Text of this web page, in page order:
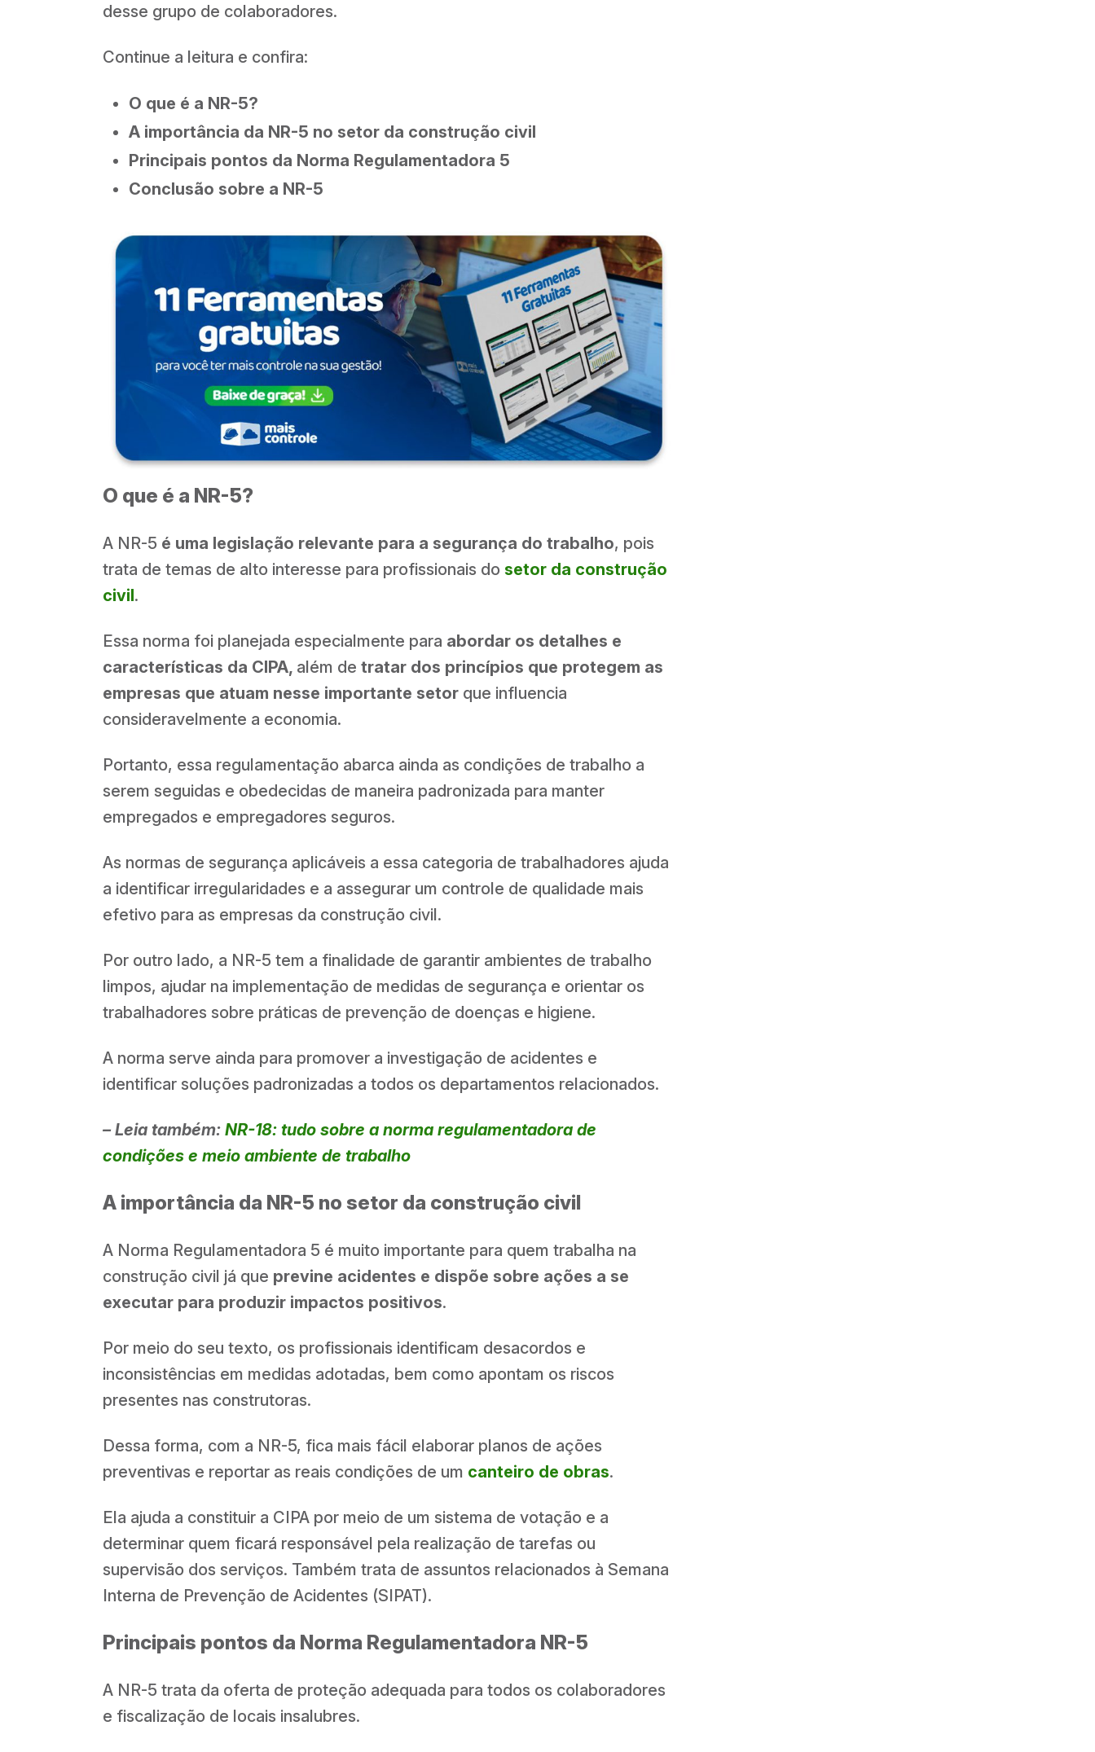
desse grupo de colaboradores.
Continue a leitura e confira:
O que é a NR-5?
A importância da NR-5 no setor da construção civil
Principais pontos da Norma Regulamentadora 5
Conclusão sobre a NR-5
O que é a NR-5?
A NR-5 é uma legislação relevante para a segurança do trabalho, pois
trata de temas de alto interesse para profissionais do setor da construção
civil.
Essa norma foi planejada especialmente para abordar os detalhes e
características da CIPA, além de tratar dos princípios que protegem as
empresas que atuam nesse importante setor que influencia
consideravelmente a economia.
Portanto, essa regulamentação abarca ainda as condições de trabalho a
serem seguidas e obedecidas de maneira padronizada para manter
empregados e empregadores seguros.
As normas de segurança aplicáveis a essa categoria de trabalhadores ajuda
a identificar irregularidades e a assegurar um controle de qualidade mais
efetivo para as empresas da construção civil.
Por outro lado, a NR-5 tem a finalidade de garantir ambientes de trabalho
limpos, ajudar na implementação de medidas de segurança e orientar os
trabalhadores sobre práticas de prevenção de doenças e higiene.
A norma serve ainda para promover a investigação de acidentes e
identificar soluções padronizadas a todos os departamentos relacionados.
– Leia também: NR-18: tudo sobre a norma regulamentadora de
condições e meio ambiente de trabalho
A importância da NR-5 no setor da construção civil
A Norma Regulamentadora 5 é muito importante para quem trabalha na
construção civil já que previne acidentes e dispõe sobre ações a se
executar para produzir impactos positivos.
Por meio do seu texto, os profissionais identificam desacordos e
inconsistências em medidas adotadas, bem como apontam os riscos
presentes nas construtoras.
Dessa forma, com a NR-5, fica mais fácil elaborar planos de ações
preventivas e reportar as reais condições de um canteiro de obras.
Ela ajuda a constituir a CIPA por meio de um sistema de votação e a
determinar quem ficará responsável pela realização de tarefas ou
supervisão dos serviços. Também trata de assuntos relacionados à Semana
Interna de Prevenção de Acidentes (SIPAT).
Principais pontos da Norma Regulamentadora NR-5
A NR-5 trata da oferta de proteção adequada para todos os colaboradores
e fiscalização de locais insalubres.